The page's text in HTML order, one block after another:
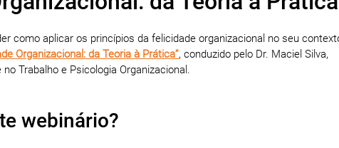
como aplicar os princípios da felicidade organizacional no seu
Organizacional: da Teoria à Prática”, conduzido pelo Dr. Maciel Silva,
Trabalho e Psicologia Organizacional.
webinário?